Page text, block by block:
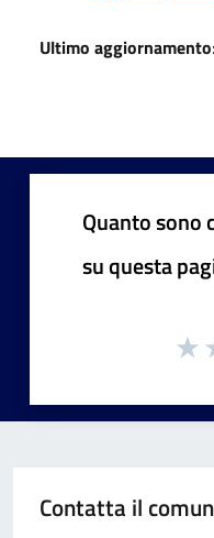
Ultimo aggiornamento
Quanto sono
su questa
Contatta il